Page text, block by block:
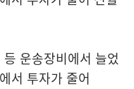
운송장비에서 늘었
서 투자가 줄어